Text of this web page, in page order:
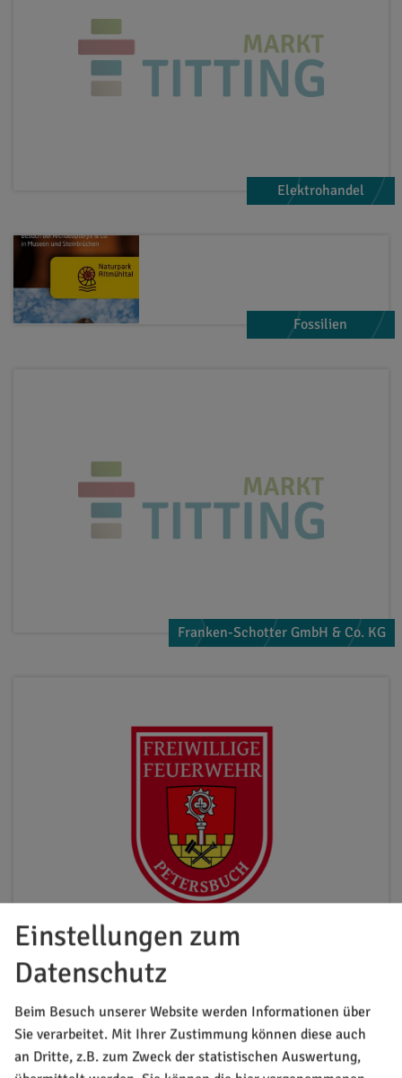
Elektrohandel
Fossilien
Franken-Schotter GmbH & Co. KG
Freiwillige Feuerwehr Petersbuch-Heiligenkreuz
e.V.
Einstellungen zum
Datenschutz
Beim Besuch unserer Website werden Informationen über
Sie verarbeitet. Mit Ihrer Zustimmung können diese auch
an Dritte, z.B. zum Zweck der statistischen Auswertung,